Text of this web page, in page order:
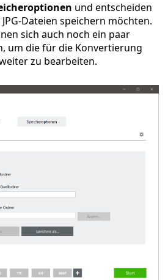
und entscheiden
Dateien speichern möchten.
sich auch noch ein paar
um die für die Konvertierung
zu bearbeiten.